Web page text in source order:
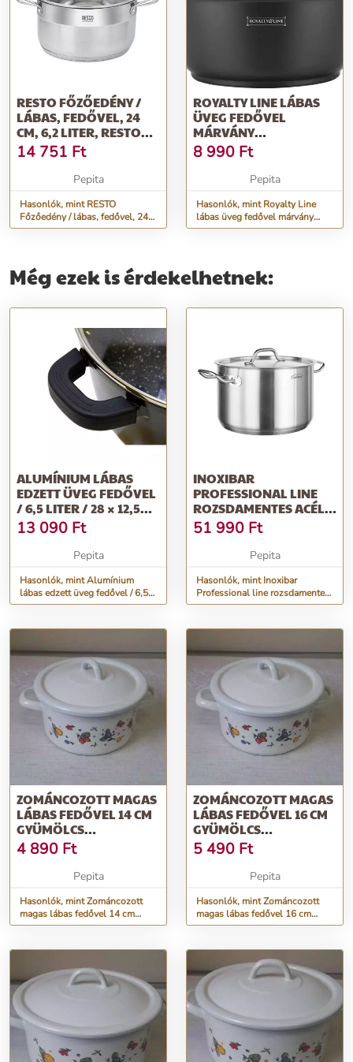
RESTO FŐZŐEDÉNY /
LÁBAS, FEDŐVEL, 24
CM, 6,2 LITER, RESTO
&QUOT;RIGEL...
14 751 Ft
Pepita
Hasonlók, mint RESTO
Főzőedény / lábas, fedővel, 24
cm, 6,2 liter, RESTO
ROYALTY LINE LÁBAS
ÜVEG FEDŐVEL
MÁRVÁNY
BEVONATTAL 20CM, 2,5
LITER
8 990 Ft
Pepita
Hasonlók, mint Royalty Line
lábas üveg fedővel márvány
bevonattal 20cm, 2,5 liter
Még ezek is érdekelhetnek:
ALUMÍNIUM LÁBAS
EDZETT ÜVEG FEDŐVEL
/ 6,5 LITER / 28 × 12,5
CM
13 090 Ft
Pepita
Hasonlók, mint Alumínium
lábas edzett üveg fedővel / 6,5
liter / 28 × 12,5 cm
INOXIBAR
PROFESSIONAL LINE
ROZSDAMENTES ACÉL
MAGAS LÁBAS
FEDŐVEL...
51 990 Ft
Pepita
Hasonlók, mint Inoxibar
Professional line rozsdamentes
acél magas lábas fedővel...
ZOMÁNCOZOTT MAGAS
LÁBAS FEDŐVEL 14 CM
GYÜMÖLCS
MOTÍVUMMAL
4 890 Ft
Pepita
Hasonlók, mint Zománcozott
magas lábas fedővel 14 cm
gyümölcs motívummal
ZOMÁNCOZOTT MAGAS
LÁBAS FEDŐVEL 16 CM
GYÜMÖLCS
MOTÍVUMMAL
5 490 Ft
Pepita
Hasonlók, mint Zománcozott
magas lábas fedővel 16 cm
gyümölcs motívummal